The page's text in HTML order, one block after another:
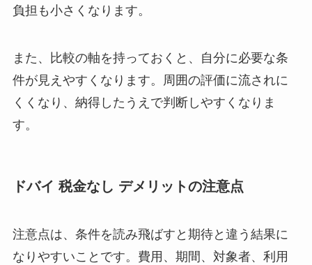
負担も小さくなります。
また、比較の軸を持っておくと、自分に必要な条
件が見えやすくなります。周囲の評価に流されに
くくなり、納得したうえで判断しやすくなりま
す。
ドバイ 税金なし デメリットの注意点
注意点は、条件を読み飛ばすと期待と違う結果に
なりやすいことです。費用、期間、対象者、利用